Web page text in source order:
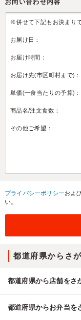
お問い合わせ内容
プライバシーポリシーおよ
い。
都道府県からさ
都道府県から店舗をさ
都道府県からお弁当を